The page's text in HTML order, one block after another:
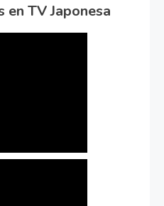
en TV Japonesa